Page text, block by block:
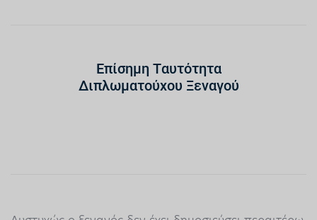
Επίσημη Ταυτότητα
Διπλωματούχου Ξεναγού